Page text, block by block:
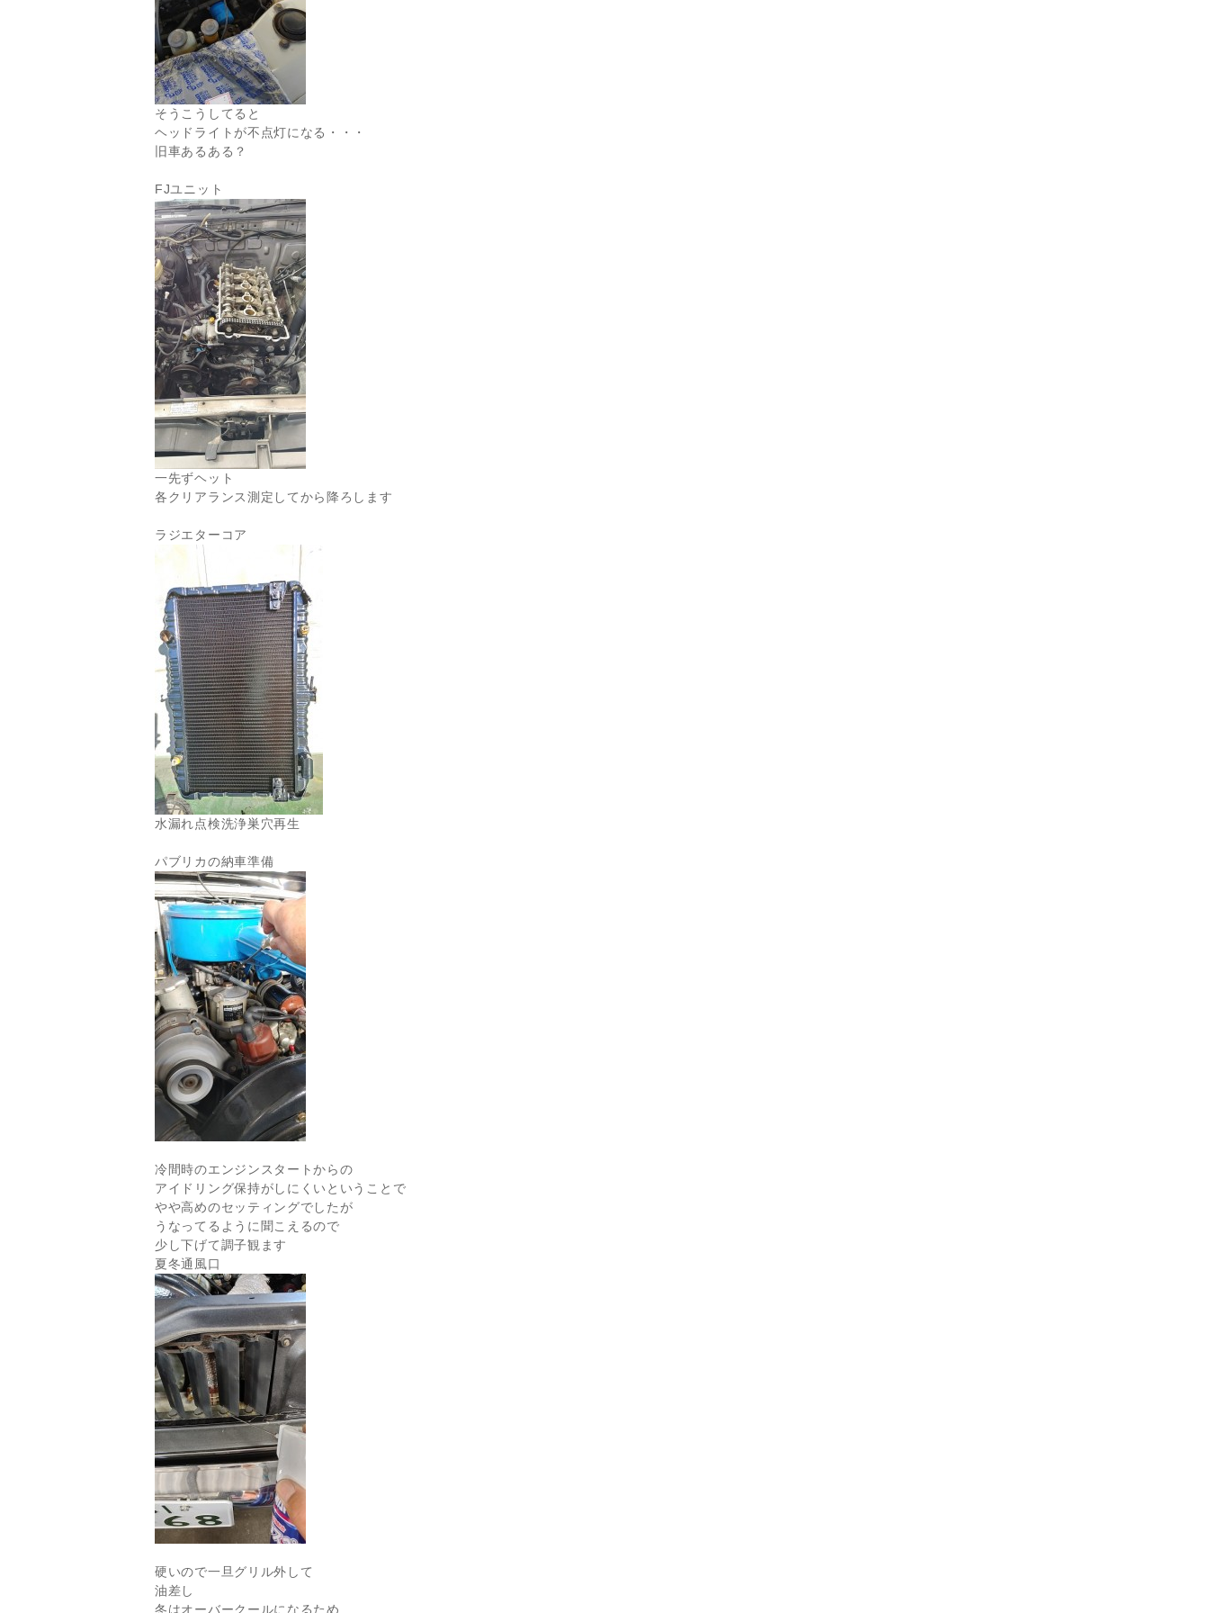
そうこうしてると
ヘッドライトが不点灯になる・・・
旧車あるある？
FJユニット
一先ずヘット
各クリアランス測定してから降ろします
ラジエターコア
水漏れ点検洗浄巣穴再生
パブリカの納車準備
冷間時のエンジンスタートからの
アイドリング保持がしにくいということで
やや高めのセッティングでしたが
うなってるように聞こえるので
少し下げて調子観ます
夏冬通風口
硬いので一旦グリル外して
油差し
冬はオーバークールになるため